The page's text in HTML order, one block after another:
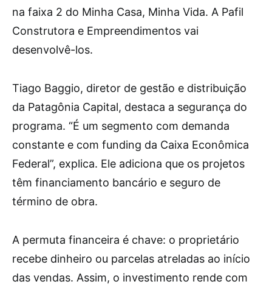
na faixa 2 do Minha Casa, Minha Vida. A Pafil
Construtora e Empreendimentos vai
desenvolvê-los.
Tiago Baggio, diretor de gestão e distribuição
da Patagônia Capital, destaca a segurança do
programa. “É um segmento com demanda
constante e com funding da Caixa Econômica
Federal”, explica. Ele adiciona que os projetos
têm financiamento bancário e seguro de
término de obra.
A permuta financeira é chave: o proprietário
recebe dinheiro ou parcelas atreladas ao início
das vendas. Assim, o investimento rende com